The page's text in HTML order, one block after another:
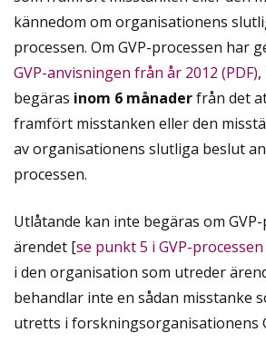
kännedom om organisationens
processen. Om GVP-processen har
GVP-anvisningen från år 2012 (PDF)
begäras inom 6 månaderfrån det
framfört misstanken eller den
av organisationens slutliga beslut
processen.
Utlåtande kan inte begäras om
ärendet [se punkt 5 i GVP-processen
i den organisation som utreder
behandlar inte en sådan misstanke
utretts i forskningsorganisationens